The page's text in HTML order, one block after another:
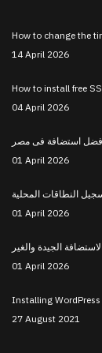
How to change the
14 April 2026
How to install free
04 April 2026
استضافة فى مصر
01 April 2026
النطاقات المحلية
01 April 2026
الجيدة والغير
01 April 2026
Installing
27 August 2021